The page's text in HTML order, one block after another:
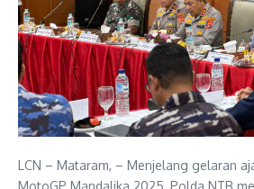
LCN – Mataram, – Menjelang gelaran
MotoGP Mandalika 2025, Polda NTB